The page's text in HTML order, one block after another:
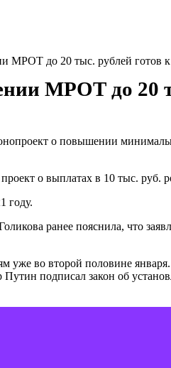
МРОТ до 20 тыс. рублей готов
МРОТ до 20
о повышении
о выплатах в 10 тыс. руб.
году.
ранее пояснила, что
уже во второй половине
Путин подписал закон об